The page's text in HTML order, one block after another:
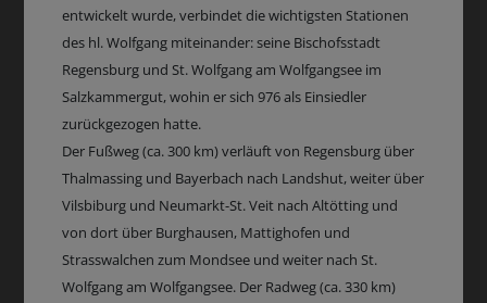
entwickelt wurde, verbindet die wichtigsten Stationen
des hl. Wolfgang miteinander: seine Bischofsstadt
Regensburg und St. Wolfgang am Wolfgangsee im
Salzkammergut, wohin er sich 976 als Einsiedler
zurückgezogen hatte.
Der Fußweg (ca. 300 km) verläuft von Regensburg über
Thalmassing und Bayerbach nach Landshut, weiter über
Vilsbiburg und Neumarkt-St. Veit nach Altötting und
von dort über Burghausen, Mattighofen und
Strasswalchen zum Mondsee und weiter nach St.
Wolfgang am Wolfgangsee. Der Radweg (ca. 330 km)